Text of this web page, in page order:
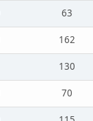
63
162
130
70